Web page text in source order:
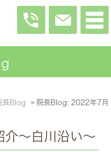
長Blog 院長Blog: 2022年7月
介～白川沿い～